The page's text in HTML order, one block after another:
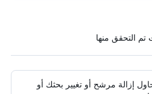
إزالة مرشح أو تغيير بحثك أو